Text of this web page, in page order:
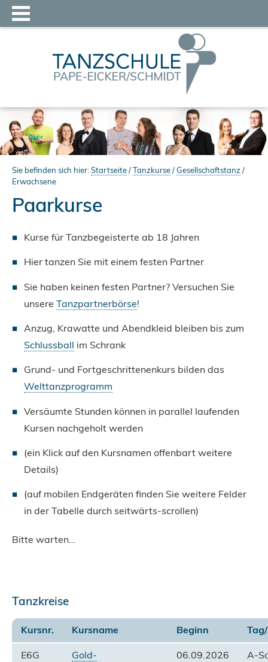
Sie befinden sich hier:Startseite/Tanzkurse/Gesellschaftstanz /
Erwachsene
Paarkurse
Kurse für Tanzbegeisterte ab 18 Jahren
Hier tanzen Sie mit einem festen Partner
Sie haben keinen festen Partner? Versuchen Sie
unsere Tanzpartnerbörse!
Anzug, Krawatte und Abendkleid bleiben bis zum
Schlussball im Schrank
Grund- und Fortgeschrittenenkurs bilden das
Welttanzprogramm
Versäumte Stunden können in parallel laufenden
Kursen nachgeholt werden
(ein Klick auf den Kursnamen offenbart weitere
Details)
(auf mobilen Endgeräten finden Sie weitere Felder
in der Tabelle durch seitwärts-scrollen)
Bitte warten…
Tanzkreise
Kursnr. Kursname Beginn
E6G
Gold-
06.09.2026
A-